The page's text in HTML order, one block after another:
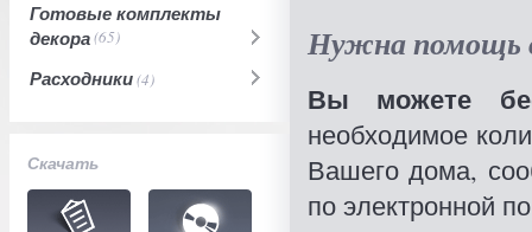
Готовые комплекты
декора(65)
Расходники(4)
Скачать
Нужна помощь
Вы можете
необходимое
Вашего дома,
по электронной